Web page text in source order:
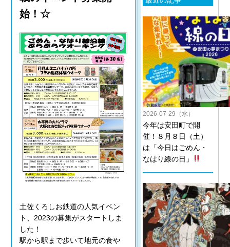
始！☆
土佐くろしお鉄道の人気イベン
ト、2023の募集がスタートしま
した！
駅から駅まで歩いて地元の食や
2026-07-29（水）
今年は安田町で開
催！８月８日（土）
は「今日はごめん・
なはり線の日」